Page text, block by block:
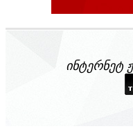
ინტერნეტ